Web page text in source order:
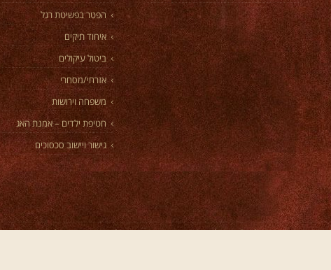
הפטר בפשיטת רגל
איחוד תיקים
ביטול עיקולים
אזרחי/מסחרי
משפחה וירושות
חטיפת ילדים – אמנת האג
גישור ויישוב סכסוכים